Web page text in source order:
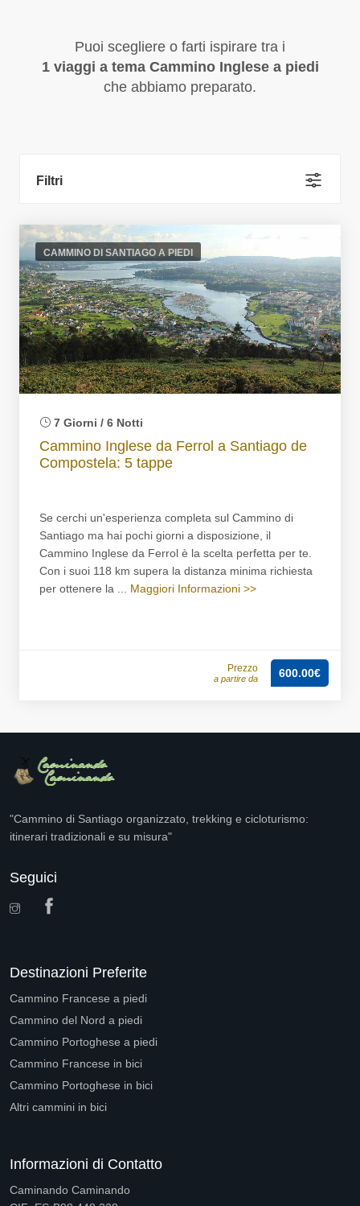
Puoi scegliere o farti ispirare tra i
1 viaggi a tema Cammino Inglese a piedi
che abbiamo preparato.
Filtri
CAMMINO DI SANTIAGO A PIEDI
7 Giorni / 6 Notti
Cammino Inglese da Ferrol a Santiago de
Compostela: 5 tappe
Se cerchi un'esperienza completa sul Cammino di
Santiago ma hai pochi giorni a disposizione, il
Cammino Inglese da Ferrol è la scelta perfetta per te.
Con i suoi 118 km supera la distanza minima richiesta
per ottenere la ... Maggiori Informazioni >>
Prezzo
a partire da 600.00€
"Cammino di Santiago organizzato, trekking e cicloturismo:
itinerari tradizionali e su misura"
Seguici
Destinazioni Preferite
Cammino Francese a piedi
Cammino del Nord a piedi
Cammino Portoghese a piedi
Cammino Francese in bici
Cammino Portoghese in bici
Altri cammini in bici
Informazioni di Contatto
Caminando Caminando